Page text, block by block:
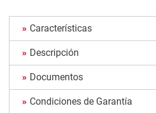
Características
Descripción
Documentos
Condiciones de Garantía